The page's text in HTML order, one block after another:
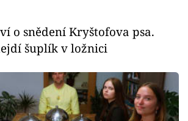
o snědení Kryštofova psa.
šuplík v ložnici